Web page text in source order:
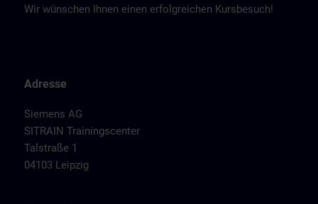
Wir wünschen Ihnen einen erfolgreichen Kursbesuch!
Adresse
Siemens AG
SITRAIN Trainingscenter
Talstraße 1
04103 Leipzig